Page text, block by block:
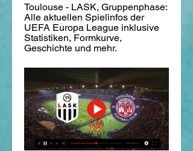
Toulouse - LASK, Gruppenphase:
Alle aktuellen Spielinfos der
UEFA Europa League inklusive
Statistiken, Formkurve,
Geschichte und mehr.